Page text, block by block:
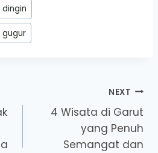
gugur
NEXT
4 Wisata di Garut
yang Penuh
Semangat dan